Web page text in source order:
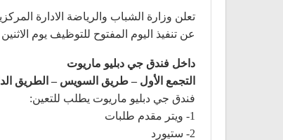
تعلن وزارة الشباب والرياضة الادارة
عن تنفيذ اليوم المفتوح للتوظيف يوم الاثنين 1 مارس 2021 من الساعة 11 الظهر الى الساعة 4 المغرب بالعنوان التالى
داخل فندق جي دبليو ماريوت
التجمع الأول – طريق السويس – الطريق
فندق جي دبليو ماريوت يطلب للتعين:
1- ويتر مقدم طلبات
2- ستيورد